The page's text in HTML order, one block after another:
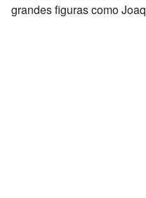
grandes figuras como